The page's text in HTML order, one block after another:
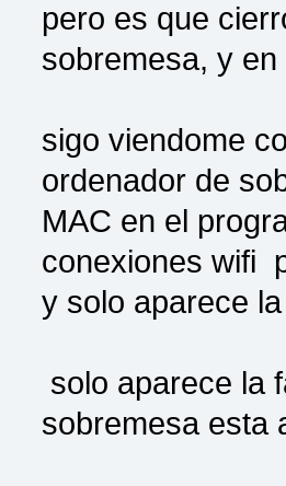
pero es que
sobremesa, y
sigo viendome
ordenador de
MAC en el
conexiones wifi
y solo aparece
solo aparece la
sobremesa esta